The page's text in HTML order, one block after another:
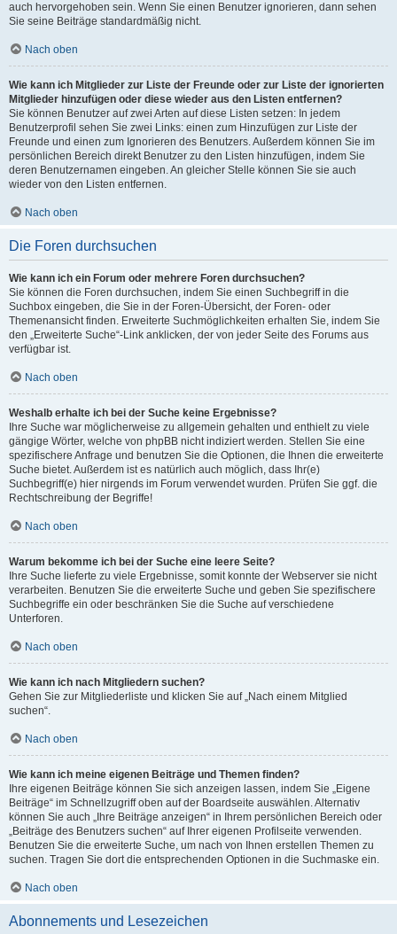
auch hervorgehoben sein. Wenn Sie einen Benutzer ignorieren, dann sehen
Sie seine Beiträge standardmäßig nicht.
Nach oben
Wie kann ich Mitglieder zur Liste der Freunde oder zur Liste der ignorierten
Mitglieder hinzufügen oder diese wieder aus den Listen entfernen?
Sie können Benutzer auf zwei Arten auf diese Listen setzen: In jedem
Benutzerprofil sehen Sie zwei Links: einen zum Hinzufügen zur Liste der
Freunde und einen zum Ignorieren des Benutzers. Außerdem können Sie im
persönlichen Bereich direkt Benutzer zu den Listen hinzufügen, indem Sie
deren Benutzernamen eingeben. An gleicher Stelle können Sie sie auch
wieder von den Listen entfernen.
Nach oben
Die Foren durchsuchen
Wie kann ich ein Forum oder mehrere Foren durchsuchen?
Sie können die Foren durchsuchen, indem Sie einen Suchbegriff in die
Suchbox eingeben, die Sie in der Foren-Übersicht, der Foren- oder
Themenansicht finden. Erweiterte Suchmöglichkeiten erhalten Sie, indem Sie
den „Erweiterte Suche“-Link anklicken, der von jeder Seite des Forums aus
verfügbar ist.
Nach oben
Weshalb erhalte ich bei der Suche keine Ergebnisse?
Ihre Suche war möglicherweise zu allgemein gehalten und enthielt zu viele
gängige Wörter, welche von phpBB nicht indiziert werden. Stellen Sie eine
spezifischere Anfrage und benutzen Sie die Optionen, die Ihnen die erweiterte
Suche bietet. Außerdem ist es natürlich auch möglich, dass Ihr(e)
Suchbegriff(e) hier nirgends im Forum verwendet wurden. Prüfen Sie ggf. die
Rechtschreibung der Begriffe!
Nach oben
Warum bekomme ich bei der Suche eine leere Seite?
Ihre Suche lieferte zu viele Ergebnisse, somit konnte der Webserver sie nicht
verarbeiten. Benutzen Sie die erweiterte Suche und geben Sie spezifischere
Suchbegriffe ein oder beschränken Sie die Suche auf verschiedene
Unterforen.
Nach oben
Wie kann ich nach Mitgliedern suchen?
Gehen Sie zur Mitgliederliste und klicken Sie auf „Nach einem Mitglied
suchen“.
Nach oben
Wie kann ich meine eigenen Beiträge und Themen finden?
Ihre eigenen Beiträge können Sie sich anzeigen lassen, indem Sie „Eigene
Beiträge“ im Schnellzugriff oben auf der Boardseite auswählen. Alternativ
können Sie auch „Ihre Beiträge anzeigen“ in Ihrem persönlichen Bereich oder
„Beiträge des Benutzers suchen“ auf Ihrer eigenen Profilseite verwenden.
Benutzen Sie die erweiterte Suche, um nach von Ihnen erstellen Themen zu
suchen. Tragen Sie dort die entsprechenden Optionen in die Suchmaske ein.
Nach oben
Abonnements und Lesezeichen